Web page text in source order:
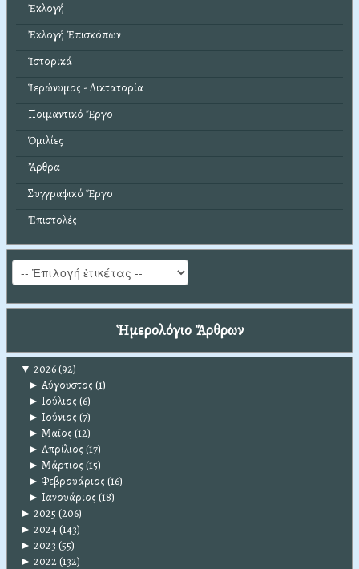
Ἐκλογή
Ἐκλογή Ἐπισκόπων
Ἱστορικά
Ἱερώνυμος - Δικτατορία
Ποιμαντικό Ἔργο
Ὁμιλίες
Ἄρθρα
Συγγραφικό Ἔργο
Ἐπιστολές
Ἡμερολόγιο Ἄρθρων
▼ 2026(92)
► Αύγουστος (1)
► Ιούλιος (6)
► Ιούνιος (7)
► Μαϊος (12)
► Απρίλιος (17)
► Μάρτιος (15)
► Φεβρουάριος (16)
► Ιανουάριος (18)
► 2025 (206)
► 2024(143)
► 2023 (55)
► 2022(132)